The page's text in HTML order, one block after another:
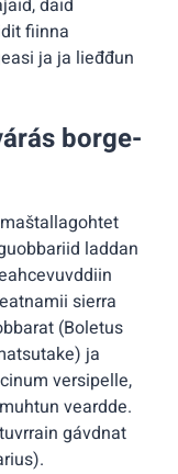
daid
fiinna
ja ja lieđđun
borge-
laddan
sierra
(Boletus
ja
versipelle,
veardde.
gávdnat